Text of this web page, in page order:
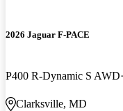
2026 Jaguar F-PACE
P400 R-Dynamic S AWD
Clarksville, MD